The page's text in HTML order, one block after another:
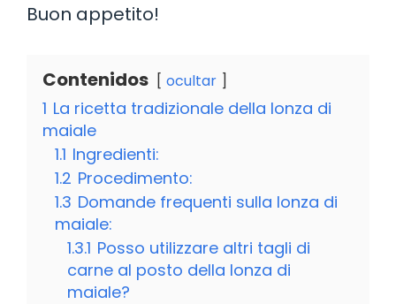
Buon appetito!
Contenidos ocultar
1 La ricetta tradizionale della lonza di
maiale
1.1 Ingredienti:
1.2 Procedimento:
1.3 Domande frequenti sulla lonza di
maiale:
1.3.1 Posso utilizzare altri tagli di
carne al posto della lonza di
maiale?